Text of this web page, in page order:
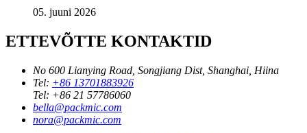
05. juuni 2026
ETTEVÕTTE KONTAKTID
No 600 Lianying Road, Songjiang Dist, Shanghai, Hiina
Tel: +86 13701883926
Tel: +86 21 57786060
bella@packmic.com
nora@packmic.com